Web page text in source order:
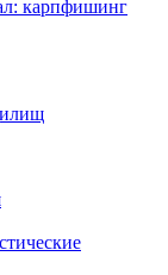
карпфишинг